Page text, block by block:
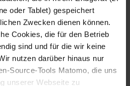
oder Tablet) gespeichert
Zwecken dienen können.
Cookies, die für den Betrieb
sind und für die wir keine
nutzen darüber hinaus nur
Source-Tools Matomo, die uns
unserer Webseite zu
Sternbach
Download